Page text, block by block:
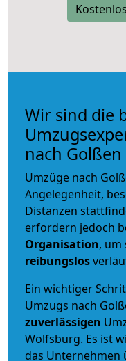
Wir sind die
nach Golßen
Umzüge nach
Angelegenheit,
Distanzen
erfordern jedoch
Organisation, um
reibungslos
Ein wichtiger
Umzugs nach
zuverlässigen
Wolfsburg. Es ist
das